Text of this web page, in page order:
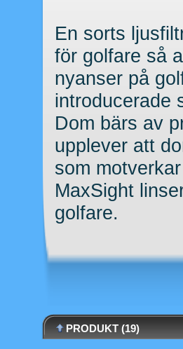
En sorts
för golfare så
nyanser på
introducerade
Dom bärs av
upplever att
som
MaxSight
golfare.
PRODUKT (19)